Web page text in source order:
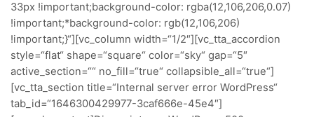
33px !important;background-color: rgba(12,106,206,0.07)
!important;*background-color: rgb(12,106,206)
!important;}“][vc_column width=“1/2″][vc_tta_accordion
style=“flat“ shape=“square“ color=“sky“ gap=“5″
active_section=““ no_fill=“true“ collapsible_all=“true“]
[vc_tta_section title=“Internal server error WordPress“
tab_id=“1646300429977-3caf666e-45e4″]